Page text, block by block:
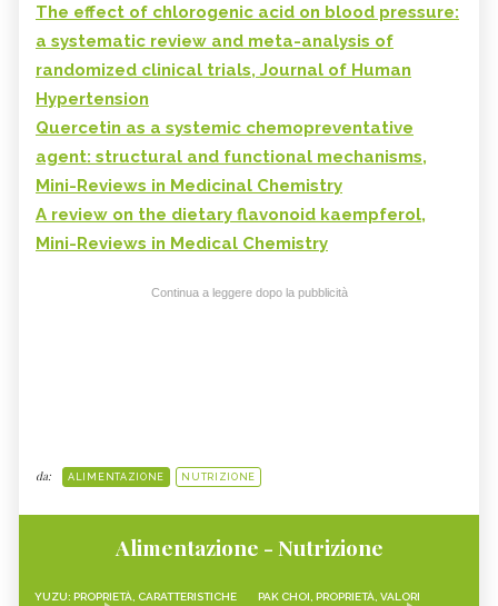
The effect of chlorogenic acid on blood pressure:
a systematic review and meta-analysis of
randomized clinical trials, Journal of Human
Hypertension
Quercetin as a systemic chemopreventative
agent: structural and functional mechanisms,
Mini-Reviews in Medicinal Chemistry
A review on the dietary flavonoid kaempferol,
Mini-Reviews in Medical Chemistry
Continua a leggere dopo la pubblicità
da: ALIMENTAZIONE NUTRIZIONE
Alimentazione - Nutrizione
YUZU: PROPRIETÀ, CARATTERISTICHE
PAK CHOI, PROPRIETÀ, VALORI